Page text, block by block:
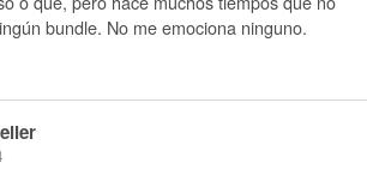
bundle. No me emociona ninguno.